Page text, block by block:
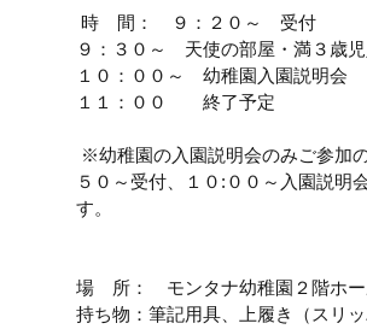
時　間：　９：２０～　受付
９：３０～　天使の部屋・満３歳
１０：００～　幼稚園入園説明会
１１：００　　終了予定
５０～受付、１０:００～入園説明
す。
場　所：　モンタナ幼稚園２階ホ
持ち物：筆記用具、上履き（スリッ